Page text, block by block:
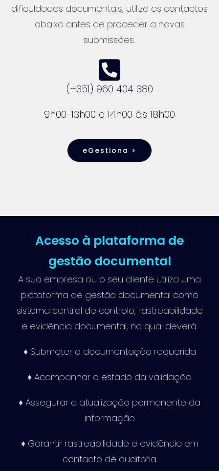
dificuldades documentais, utilize os contactos
abaixo antes de proceder a novas
submissões.
(+351) 960 404 380
9h00-13h00 e 14h00 às 18h00
eGestiona >
Acesso à plataforma de
gestão documental
A sua empresa ou o seu cliente utiliza uma
plataforma de gestão documental como
sistema central de controlo, rastreabilidade
e evidência documental, na qual deverá:
♦ Submeter a documentação requerida
♦ Acompanhar o estado da validação
♦ Assegurar a atualização permanente da
informação
♦ Garantir rastreabilidade e evidência em
contacto de auditoria